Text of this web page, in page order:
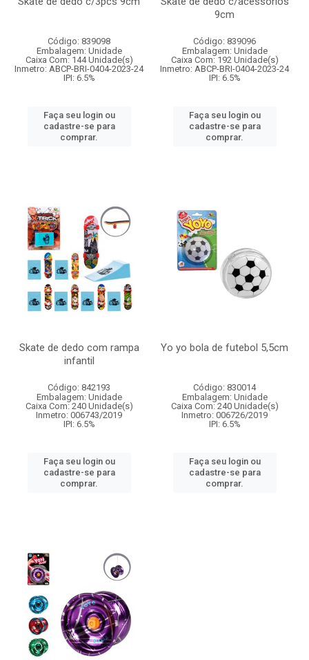
Código: 839098
Embalagem: Unidade
Caixa Com: 144 Unidade(s)
Inmetro: ABCP-BRI-0404-2023-24
IPI: 6.5%
Faça seu login ou
cadastre-se para
comprar.
9cm
Código: 839096
Embalagem: Unidade
Caixa Com: 192 Unidade(s)
Inmetro: ABCP-BRI-0404-2023-24
IPI: 6.5%
Faça seu login ou
cadastre-se para
comprar.
Skate de dedo com rampa
infantil
Código: 842193
Embalagem: Unidade
Caixa Com: 240 Unidade(s)
Inmetro: 006743/2019
IPI: 6.5%
Faça seu login ou
cadastre-se para
comprar.
Yo yo bola de futebol 5,5cm
Código: 830014
Embalagem: Unidade
Caixa Com: 240 Unidade(s)
Inmetro: 006726/2019
IPI: 6.5%
Faça seu login ou
cadastre-se para
comprar.